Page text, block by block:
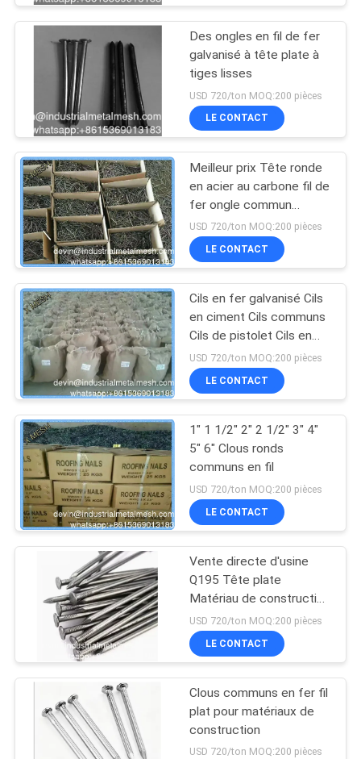
Tissu de clôture
pour le lien chaîne
198
panneaux de
barrière de grillage
Acier inoxydable
Woven Wire Mesh
207
Maille d'écran de
mouche
190
Des ongles en fil de fer
galvanisé à tête plate à
tiges lisses
USD 720/ton MOQ:200 pièces
LE CONTACT
Meilleur prix Tête ronde
en acier au carbone fil de
fer ongle commun
ongles pour meubles en
bois
USD 720/ton MOQ:200 pièces
LE CONTACT
Cils en fer galvanisé Cils
en ciment Cils communs
Cils de pistolet Cils en
acier en béton
USD 720/ton MOQ:200 pièces
LE CONTACT
1" 1 1/2" 2" 2 1/2" 3" 4"
5" 6" Clous ronds
communs en fil
USD 720/ton MOQ:200 pièces
LE CONTACT
Vente directe d'usine
Q195 Tête plate
Matériau de construction
poli Acier fil de fer
Ongles communs pour le
bois et la construction
USD 720/ton MOQ:200 pièces
LE CONTACT
Clous communs en fer fil
plat pour matériaux de
construction
USD 720/ton MOQ:200 pièces